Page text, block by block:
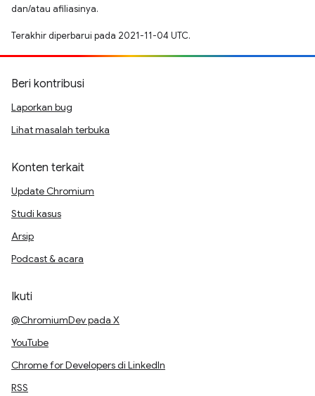
dan/atau afiliasinya.
Terakhir diperbarui pada 2021-11-04 UTC.
Beri kontribusi
Laporkan bug
Lihat masalah terbuka
Konten terkait
Update Chromium
Studi kasus
Arsip
Podcast & acara
Ikuti
@ChromiumDev pada X
YouTube
Chrome for Developers di LinkedIn
RSS